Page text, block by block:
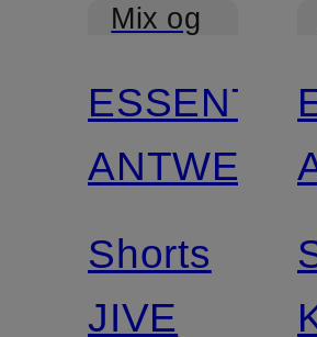
Mix og
ANTWERP
Shorts
JIVE